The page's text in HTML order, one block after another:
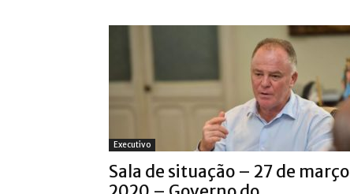
Executivo
Sala de situação – 27 de março